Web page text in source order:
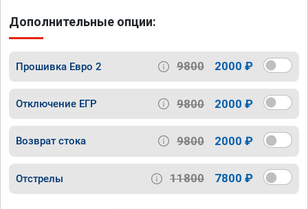
Дополнительные опции:
Прошивка Евро 2 9800 2000 ₽
Отключение ЕГР 9800 2000 ₽
Возврат стока 9800 2000 ₽
Отстрелы 11800 7800 ₽